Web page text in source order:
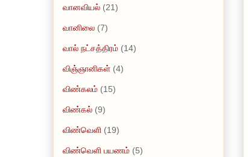
வானவியல் (21)
வானிலை (7)
வால் நட்சத்திரம் (14)
விஞ்ஞானிகள் (4)
விண்கலம் (15)
விண்கல் (9)
விண்வெளி (19)
விண்வெளி பயணம் (5)